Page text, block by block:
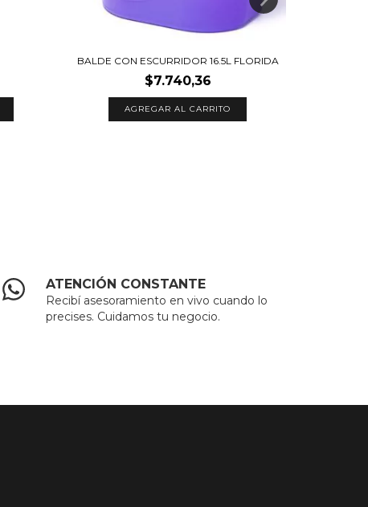
BALDE CON ESCURRIDOR 16.5L FLORIDA
$7.740,36
ATENCIÓN CONSTANTE
Recibí asesoramiento en vivo cuando lo
precises. Cuidamos tu negocio.